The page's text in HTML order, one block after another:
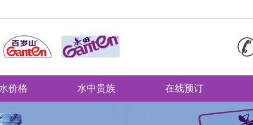
价格 水中贵族 在线预订
页